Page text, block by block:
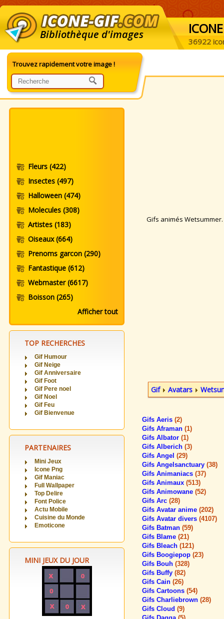
Bibliothèque d'images ICONE
36922
Trouvez rapidement votre image !
Fleurs (422)
Insectes (497)
Halloween (474)
Molecules (308)
Artistes (183)
Oiseaux(664)
Prenoms garcon (290)
Fantastique (612)
Webmaster(6617)
Boisson (265)
Afficher tout
TOP RECHERCHES
Gif Humour
Gif Neige
Gif Anniversaire
Gif Foot
Gif Pere noel
Gif Noel
Gif Feu
Gif Bienvenue
PARTENAIRES
Mini Jeux
Icone Png
Gif Maniac
Full Wallpaper
Top Delire
Font Police
Actu Mobile
Cuisine du Monde
Emoticone
MINI JEUX DU JOUR
Gifs animés
Gif Avatars
Gifs Aeris (2)
Gifs Aframan (1)
Gifs Albator (1)
Gifs Alberich (3)
Gifs Angel (29)
Gifs Angelsanctuary (38)
Gifs Animaniacs (37)
Gifs Animaux (513)
Gifs Animowane (52)
Gifs Arc (28)
Gifs Avatar anime (202)
Gifs Avatar divers (4107)
Gifs Batman (59)
Gifs Blame (21)
Gifs Bleach (121)
Gifs Boogiepop (23)
Gifs Bouh (328)
Gifs Buffy (82)
Gifs Cain (26)
Gifs Cartoons (54)
Gifs Charliebrown (28)
Gifs Cloud (9)